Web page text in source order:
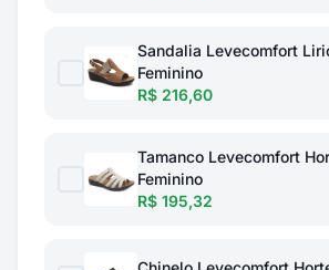
Sandalia Levecomfort
Feminino
R$ 216,60
Tamanco Levecomfort
Feminino
R$ 195,32